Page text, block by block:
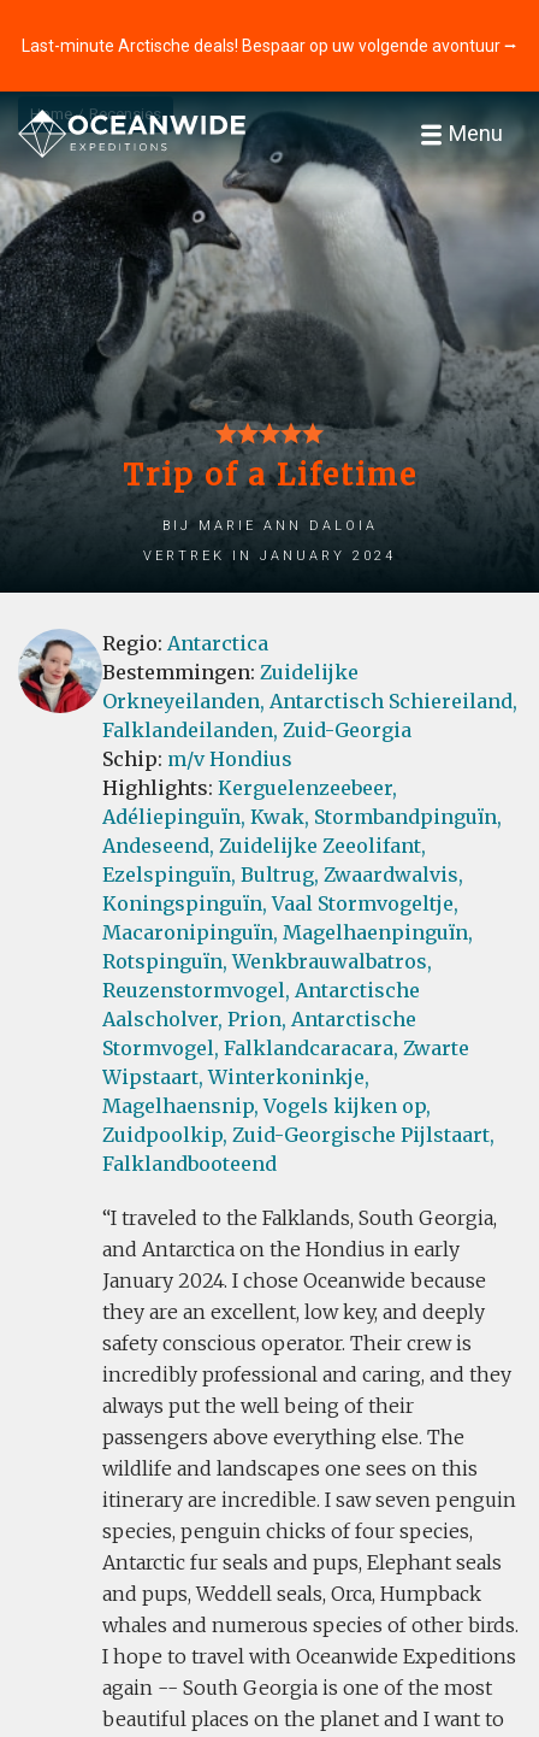
Last-minute Arctische deals! Bespaar op uw volgende avontuur ⭢
Menu
Home Recensies
Trip of a Lifetime
bij Marie Ann Daloia
Vertrek in January 2024
Regio: Antarctica
Bestemmingen: Zuidelijke
Orkneyeilanden, Antarctisch Schiereiland,
Falklandeilanden, Zuid-Georgia
Schip: m/v Hondius
Highlights: Kerguelenzeebeer,
Adéliepinguïn, Kwak, Stormbandpinguïn,
Andeseend, Zuidelijke Zeeolifant,
Ezelspinguïn, Bultrug, Zwaardwalvis,
Koningspinguïn, Vaal Stormvogeltje,
Macaronipinguïn, Magelhaenpinguïn,
Rotspinguïn, Wenkbrauwalbatros,
Reuzenstormvogel, Antarctische
Aalscholver, Prion, Antarctische
Stormvogel, Falklandcaracara, Zwarte
Wipstaart, Winterkoninkje,
Magelhaensnip, Vogels kijken op,
Zuidpoolkip, Zuid-Georgische Pijlstaart,
Falklandbooteend
I traveled to the Falklands, South Georgia,
and Antarctica on the Hondius in early
January 2024. I chose Oceanwide because
they are an excellent, low key, and deeply
safety conscious operator. Their crew is
incredibly professional and caring, and they
always put the well being of their
passengers above everything else. The
wildlife and landscapes one sees on this
itinerary are incredible. I saw seven penguin
species, penguin chicks of four species,
Antarctic fur seals and pups, Elephant seals
and pups, Weddell seals, Orca, Humpback
whales and numerous species of other birds.
I hope to travel with Oceanwide Expeditions
again -- South Georgia is one of the most
beautiful places on the planet and I want to